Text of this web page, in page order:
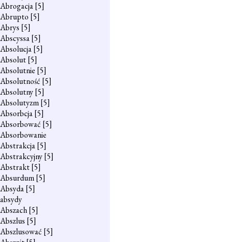
Abrogacja[5]
Abrupto [5]
Abrys [5]
Abscyssa[5]
Absolucja[5]
Absolut[5]
Absolutnie [5]
Absolutność [5]
Absolutny[5]
Absolutyzm[5]
Absorbcja[5]
Absorbować [5]
Absorbowanie
Abstrakcja[5]
Abstrakcyjny[5]
Abstrakt[5]
Absurdum[5]
Absyda[5]
absydy
Abszach[5]
Abszlus [5]
Abszlusować [5]